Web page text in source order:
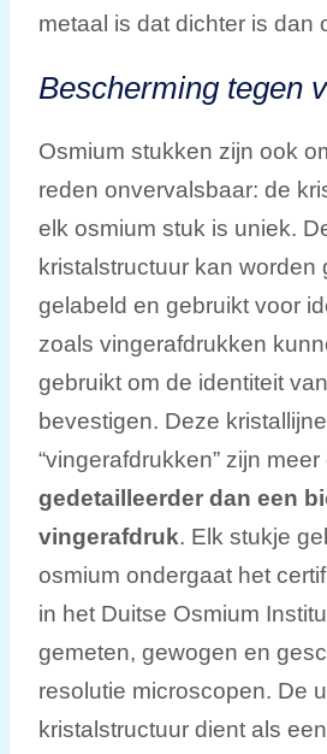
metaal is dat dichter is dan
Bescherming tegen
Osmium stukken zijn ook
reden onvervalsbaar: de
elk osmium stuk is uniek.
kristalstructuur kan worden
gelabeld en gebruikt voor
zoals vingerafdrukken
gebruikt om de identiteit
bevestigen. Deze kristallijne
“vingerafdrukken” zijn meer
gedetailleerder dan een
vingerafdruk. Elk stukje
osmium ondergaat het
in het Duitse Osmium
gemeten, gewogen en
resolutie microscopen. De
kristalstructuur dient als